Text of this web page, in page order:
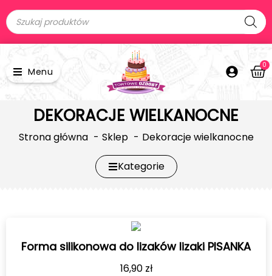
Menu
0
DEKORACJE WIELKANOCNE
Strona główna Sklep Dekoracje wielkanocne
Kategorie
Forma silikonowa do lizaków lizaki PISANKA
16,90 zł